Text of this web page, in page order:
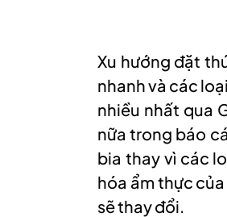
Xu hướng đặt
nhanh và các
nhiều nhất qua
nữa trong báo
bia thay vì các
hóa ẩm thực
sẽ thay đổi.